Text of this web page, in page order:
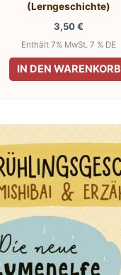
(Lerngeschichte)
3,50€
Enthält 7% MwSt. 7 % DE
IN DEN WARENKORB